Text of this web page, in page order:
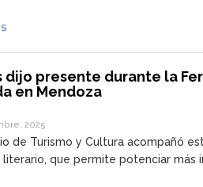
dijo presente durante la
en Mendoza
2025
de Turismo y Cultura acompañó
que permite potenciar más